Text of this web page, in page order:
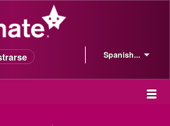
Spanish...